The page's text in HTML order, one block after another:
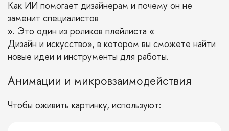
Как ИИ помогает дизайнерам и почему он не
заменит специалистов
». Это один из роликов плейлиста «
Дизайн и искусство», в котором вы сможете найти
новые идеи и инструменты для работы.
Анимации и микровзаимодействия
Чтобы оживить картинку, используют: